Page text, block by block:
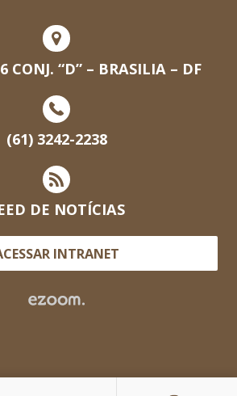
CONJ. “D” – BRASILIA – DF
(61) 3242-2238
DE NOTÍCIAS
INTRANET